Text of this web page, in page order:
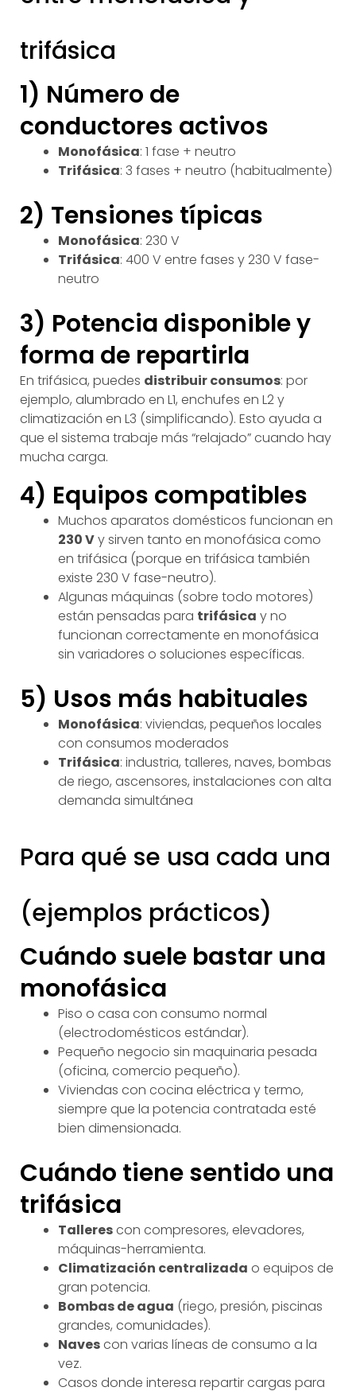
trifásica
1) Número de
conductores activos
Monofásica: 1 fase + neutro
Trifásica: 3 fases + neutro (habitualmente)
2) Tensiones típicas
Monofásica: 230 V
Trifásica: 400 V entre fases y 230 V fase-
neutro
3) Potencia disponible y
forma de repartirla
En trifásica, puedes distribuir consumos: por
ejemplo, alumbrado en L1, enchufes en L2 y
climatización en L3 (simplificando). Esto ayuda a
que el sistema trabaje más “relajado” cuando hay
mucha carga.
4) Equipos compatibles
Muchos aparatos domésticos funcionan en
230 Vy sirven tanto en monofásica como
en trifásica (porque en trifásica también
existe 230 V fase-neutro).
Algunas máquinas (sobre todo motores)
están pensadas para trifásica y no
funcionan correctamente en monofásica
sin variadores o soluciones específicas.
5) Usos más habituales
Monofásica: viviendas, pequeños locales
con consumos moderados
Trifásica: industria, talleres, naves, bombas
de riego, ascensores, instalaciones con alta
demanda simultánea
Para qué se usa cada una
(ejemplos prácticos)
Cuándo suele bastar una
monofásica
Piso o casa con consumo normal
(electrodomésticos estándar).
Pequeño negocio sin maquinaria pesada
(oficina, comercio pequeño).
Viviendas con cocina eléctrica y termo,
siempre que la potencia contratada esté
bien dimensionada.
Cuándo tiene sentido una
trifásica
Tallerescon compresores, elevadores,
máquinas-herramienta.
Climatización centralizada o equipos de
gran potencia.
Bombas de agua (riego, presión, piscinas
grandes, comunidades).
Navescon varias líneas de consumo a la
vez.
Casos donde interesa repartir cargas para